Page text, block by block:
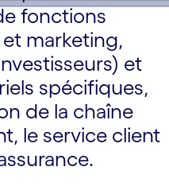
fonctions
marketing,
et
spécifiques,
de la chaîne
le service client